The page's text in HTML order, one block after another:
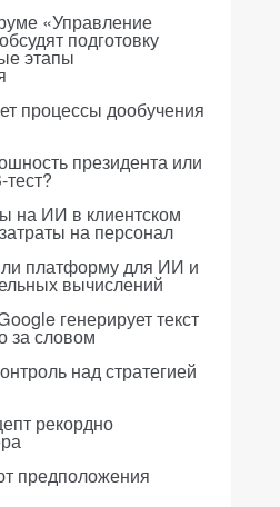
«Управление
подготовку
этапы
процессы дообучения
президента или
тест?
на ИИ в клиентском
на персонал
платформу для ИИ и
вычислений
генерирует текст
за словом
над стратегией
рекордно
предположения